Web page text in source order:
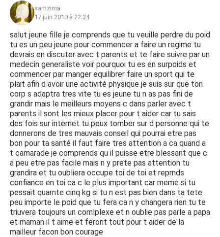
samzima
17 juin 2010 à 22:34
salut jeune fille je comprends que tu veuille perdre du poid
tu es un peu jeune pour commencer a faire un regime tu
devrais en discuter avec t parents et te faire suivre par un
medecin generaliste voir pourquoi tu es en surpoids et
commencer par manger equilibrer faire un sport qui te
plait afin d avoir une activité physique je suis sur que ton
corp s adaptra tres vite tu es jeune tu n as pas fini de
grandir mais le meilleurs moyens c dans parler avec t
parents il sont les mieux placer pour t aider car tu sais
des fois sur internet tu peux tomber sur d personne qui te
donnerons de tres mauvais conseil qui pourrai etre pas
bon pour ta santé il faut faire tres attention a ca quand a
t camarade je comprends qu il puisse etre blessant que c
a peu etre pas facile mais n y prete pas attention tu
grandira et tu oubliera occupe toi de toi et reprnds
confiance en toi ca c le plus important car meme si tu
pessait quarnte cinq kg si tu n est pas bien dans ta tete
peu importe le poid que tu fera ca n y changera rien tu te
triuvera toujours un comlplexe et n oublie pas parle a papa
et maman il t aime et feront tout pour t aider de la
mailleur facon bon courage